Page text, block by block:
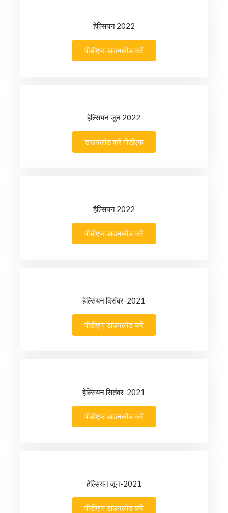
हेल्सियन 2022
पीडीएफ डाउनलोड करें
हेल्सियन जून 2022
डाउनलोड करें पीडीएफ
हैल्सियन 2022
पीडीएफ डाउनलोड करें
हेल्सियन दिसंबर-2021
पीडीएफ डाउनलोड करें
हेल्सियन सितंबर-2021
पीडीएफ डाउनलोड करें
हेल्सियन जून-2021
पीडीएफ डाउनलोड करें